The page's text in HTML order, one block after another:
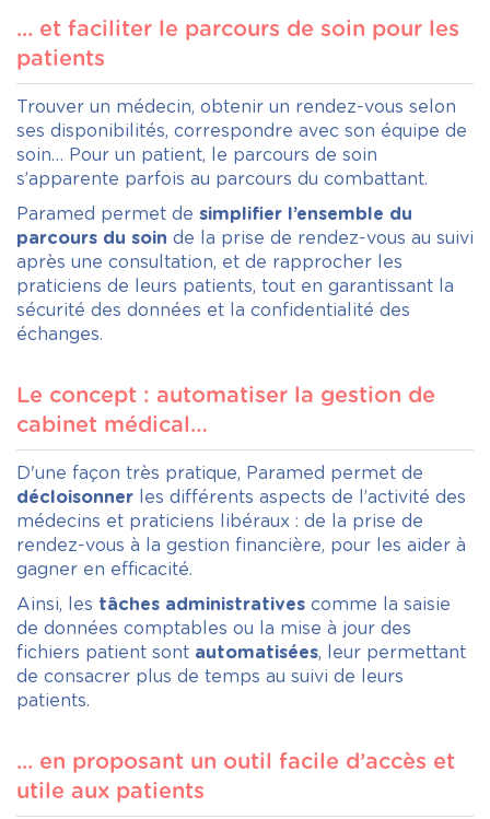
... et faciliter le parcours de soin pour les
patients
Trouver un médecin, obtenir un rendez-vous selon
ses disponibilités, correspondre avec son équipe de
soin… Pour un patient, le parcours de soin
s’apparente parfois au parcours du combattant.
Paramed permet de simplifier l’ensemble du
parcours du soin de la prise de rendez-vous au suivi
après une consultation, et de rapprocher les
praticiens de leurs patients, tout en garantissant la
sécurité des données et la confidentialité des
échanges.
Le concept : automatiser la gestion de
cabinet médical…
D'une façon très pratique, Paramed permet de
décloisonner les différents aspects de l’activité des
médecins et praticiens libéraux : de la prise de
rendez-vous à la gestion financière, pour les aider à
gagner en efficacité.
Ainsi, les tâches administratives comme la saisie
de données comptables ou la mise à jour des
fichiers patient sont automatisées, leur permettant
de consacrer plus de temps au suivi de leurs
patients.
... en proposant un outil facile d’accès et
utile aux patients